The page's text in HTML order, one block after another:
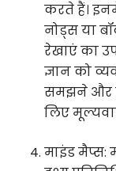
करते हैं।
नोड्स या
रेखाएं का
ज्ञान को
समझने और
लिए
माइंड मैप्स: